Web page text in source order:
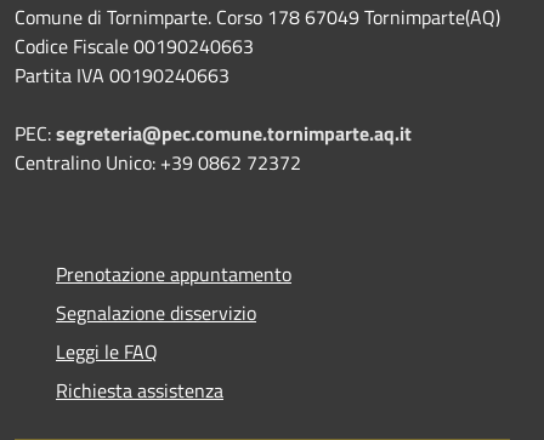
Comune di Tornimparte. Corso 178 67049 Tornimparte(AQ)
Codice Fiscale 00190240663
Partita IVA 00190240663
PEC:segreteria@pec.comune.tornimparte.aq.it
Centralino Unico: +39 0862 72372
Prenotazione appuntamento
Segnalazione disservizio
Leggi le FAQ
Richiesta assistenza